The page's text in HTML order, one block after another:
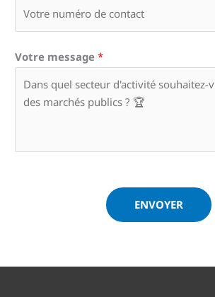
Votre message *
ENVOYER